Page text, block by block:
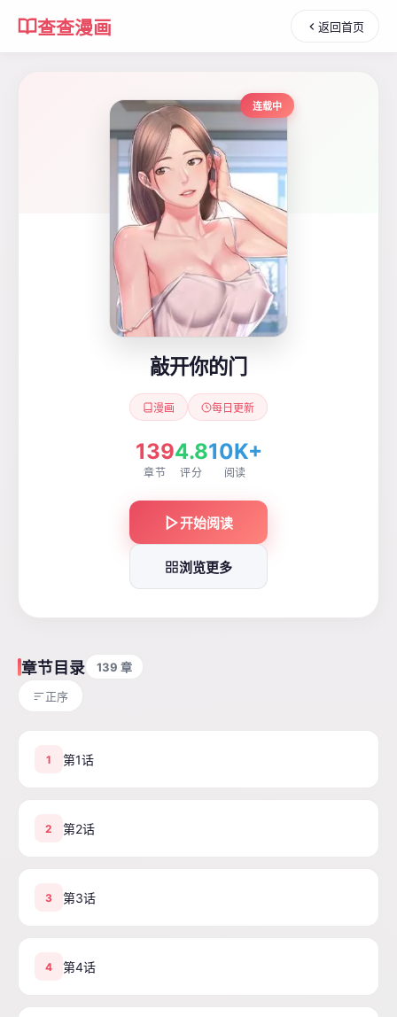
查查漫画 返回首页
连载中
敲开你的门
漫画 每日更新
139
章节
4.8
评分
10K+
阅读
开始阅读
浏览更多
章节目录 139 章
正序
1 第1话
2 第2话
3 第3话
4 第4话